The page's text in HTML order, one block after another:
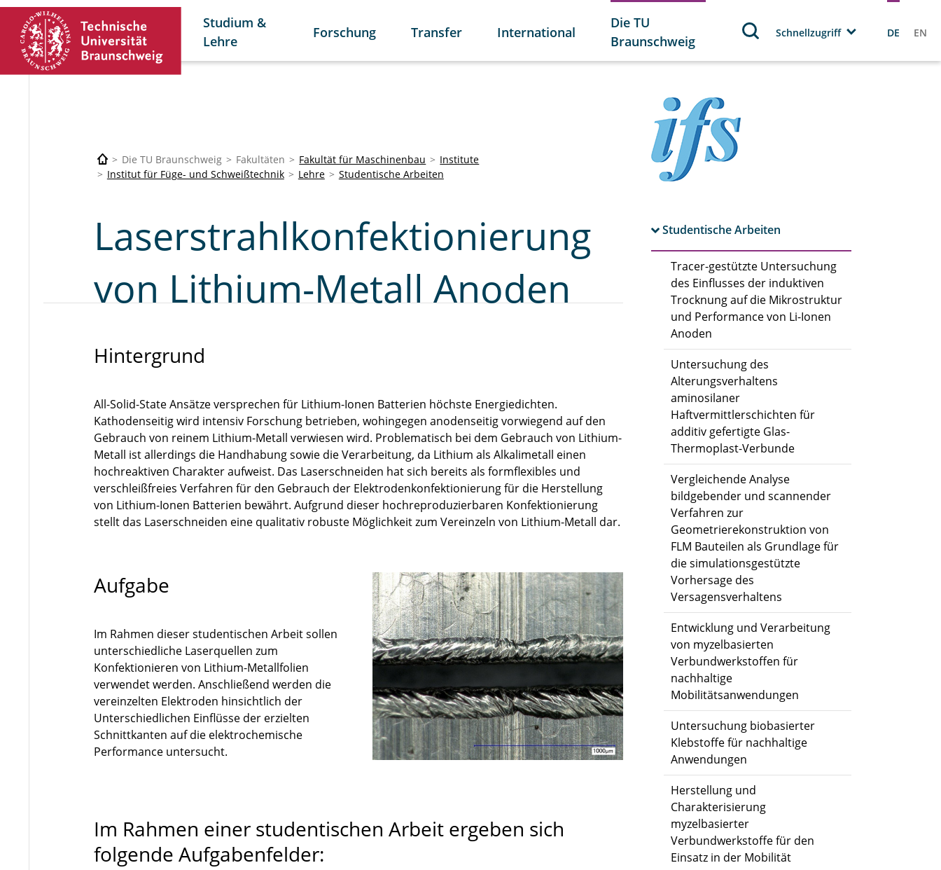
Studium &
Lehre
Forschung Transfer International
Die TU
Braunschweig
Schnellzugriff DE EN
Die TU Braunschweig Fakultäten Fakultät für Maschinenbau
Institute
Institut für Füge- und Schweißtechnik
Lehre Studentische Arbeiten
Studentische Arbeiten
Tracer-gestützte Untersuchung
des Einflusses der induktiven
Trocknung auf die Mikrostruktur
und Performance von Li-Ionen
Anoden
Untersuchung des
Alterungsverhaltens
aminosilaner
Haftvermittlerschichten für
additiv gefertigte Glas-
Thermoplast-Verbunde
Vergleichende Analyse
bildgebender und scannender
Verfahren zur
Geometrierekonstruktion von
FLM Bauteilen als Grundlage für
die simulationsgestützte
Vorhersage des
Versagensverhaltens
Entwicklung und Verarbeitung
von myzelbasierten
Verbundwerkstoffen für
nachhaltige
Mobilitätsanwendungen
Untersuchung biobasierter
Klebstoffe für nachhaltige
Anwendungen
Herstellung und
Charakterisierung
myzelbasierter
Verbundwerkstoffe für den
Einsatz in der Mobilität
Laserstrahlkonfektionierung
von Lithium-Metall Anoden
Hintergrund
All-Solid-State Ansätze versprechen für Lithium-Ionen Batterien höchste Energiedichten.
Kathodenseitig wird intensiv Forschung betrieben, wohingegen anodenseitig vorwiegend auf den
Gebrauch von reinem Lithium-Metall verwiesen wird. Problematisch bei dem Gebrauch von Lithium-
Metall ist allerdings die Handhabung sowie die Verarbeitung, da Lithium als Alkalimetall einen
hochreaktiven Charakter aufweist. Das Laserschneiden hat sich bereits als formflexibles und
verschleißfreies Verfahren für den Gebrauch der Elektrodenkonfektionierung für die Herstellung
von Lithium-Ionen Batterien bewährt. Aufgrund dieser hochreproduzierbaren Konfektionierung
stellt das Laserschneiden eine qualitativ robuste Möglichkeit zum Vereinzeln von Lithium-Metall dar.
Aufgabe
Im Rahmen dieser studentischen Arbeit sollen
unterschiedliche Laserquellen zum
Konfektionieren von Lithium-Metallfolien
verwendet werden. Anschließend werden die
vereinzelten Elektroden hinsichtlich der
Unterschiedlichen Einflüsse der erzielten
Schnittkanten auf die elektrochemische
Performance untersucht.
Im Rahmen einer studentischen Arbeit ergeben sich
folgende Aufgabenfelder: